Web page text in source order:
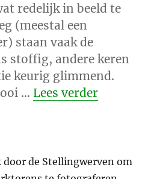
redelijk in beeld te
(meestal een
staan vaak de
stoffig, andere keren
keurig glimmend.
… Lees verder
door de Stellingwerven om